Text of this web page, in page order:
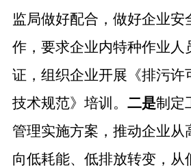
监局做好配合，做好企业安
作，要求企业内特种作业人
证，组织企业开展《排污许
技术规范》培训。 二是制定
管理实施方案，推动企业从
向低耗能、低排放转变，从